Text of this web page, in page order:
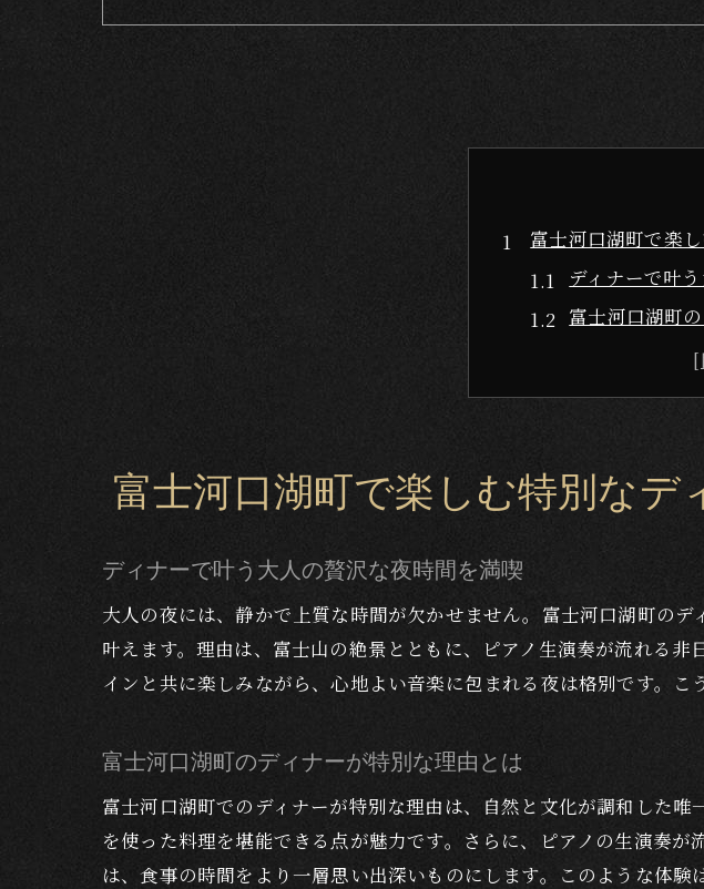
富士河口湖町で楽
ディナーで叶
富士河口湖町
ラグジュアリ
ピアノ生演奏
心に残る特別
大人の夜にふさわ
富士山を望む
ピアノ生演奏
特別な日を演
ピアノ生演奏
ディナーと音
富士河口湖町で楽しむ特別なデ
ディナーで叶う大人の贅沢な夜時間を満喫
大人の夜には、静かで上質な時間が欠かせません。富士河口湖町の
叶えます。理由は、富士山の絶景とともに、ピアノ生演奏が流れる
インと共に楽しみながら、心地よい音楽に包まれる夜は格別です。こ
富士河口湖町のディナーが特別な理由とは
富士河口湖町でのディナーが特別な理由は、自然と文化が調和した
を使った料理を堪能できる点が魅力です。さらに、ピアノの生演奏
は、食事の時間をより一層思い出深いものにします。このような体験